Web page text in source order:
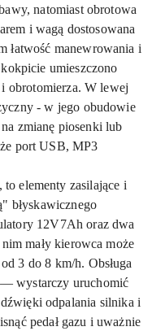
natomiast obrotowa
i wagą dostosowana
łatwość manewrowania i
umieszczono
obrotomierza. W lewej
- w jego obudowie
zmianę piosenki lub
port USB, MP3
elementy zasilające i
błyskawicznego
12V7Ah oraz dwa
mały kierowca może
3 do 8 km/h. Obsługa
— wystarczy uruchomić
odpalania silnika i
pedał gazu i uważnie